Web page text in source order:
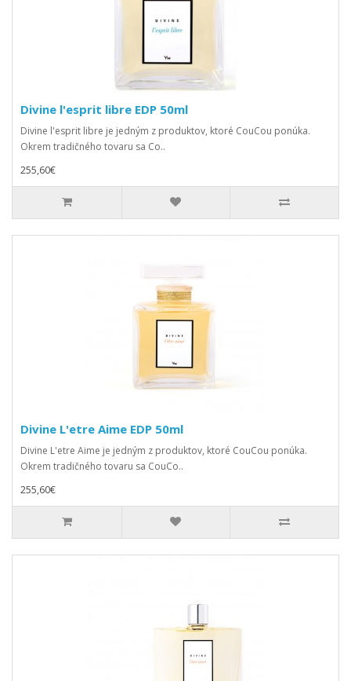
Divine l'esprit libre EDP 50ml
Divine l'esprit libre je jedným z produktov, ktoré CouCou ponúka.
Okrem tradičného tovaru sa Co..
255,60€
Divine L'etre Aime EDP 50ml
Divine L'etre Aime je jedným z produktov, ktoré CouCou ponúka.
Okrem tradičného tovaru sa CouCo..
255,60€